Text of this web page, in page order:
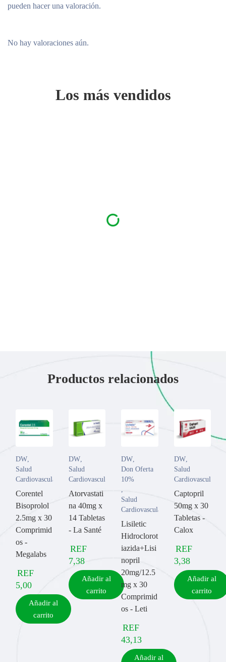
No hay valoraciones aún.
pueden hacer una valoración.
Los más vendidos
Productos relacionados
DW
Salud
Cardiovascular
Corentel
Bisoprolol
2.5mg x 30
Comprimid
os -
Megalabs
REF
5,00
Añadir al
carrito
DW,
Salud
Cardiovascular
Atorvastati
na 40mg x
14 Tabletas
- La Santé
REF
7,38
Añadir al
carrito
DW
Don Oferta
10%
Salud
Cardiovascular
Lisiletic
Hidroclorot
iazida+Lisi
nopril
20mg/12.5
mg x 30
Comprimid
os - Leti
REF
43,13
Añadir al
DW,
Salud
Cardiovascular
Captopril
50mg x 30
Tabletas -
Calox
REF
3,38
Añadir al
carrito